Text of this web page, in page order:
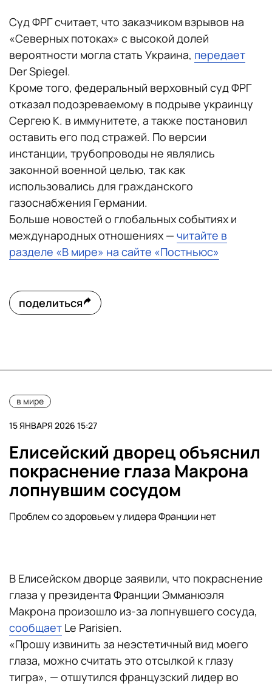
Суд ФРГ считает, что заказчиком взрывов на
«Северных потоках» с высокой долей
вероятности могла стать Украина, передает
Der Spiegel.
Кроме того, федеральный верховный суд ФРГ
отказал подозреваемому в подрыве украинцу
Сергею К. в иммунитете, а также постановил
оставить его под стражей. По версии
инстанции, трубопроводы не являлись
законной военной целью, так как
использовались для гражданского
газоснабжения Германии.
Больше новостей о глобальных событиях и
международных отношениях — читайте в
разделе «В мире» на сайте «Постньюс»
поделиться
в мире
15 ЯНВАРЯ 2026 15:27
Елисейский дворец объяснил
покраснение глаза Макрона
лопнувшим сосудом
Проблем со здоровьем у лидера Франции нет
В Елисейском дворце заявили, что покраснение
глаза у президента Франции Эмманюэля
Макрона произошло из-за лопнувшего сосуда,
сообщает Le Parisien.
«Прошу извинить за неэстетичный вид моего
глаза, можно считать это отсылкой к глазу
тигра», — отшутился французский лидер во